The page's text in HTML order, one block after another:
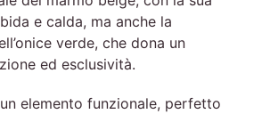
e calda, ma anche la
verde, che dona un
ed esclusività.
elemento funzionale, perfetto